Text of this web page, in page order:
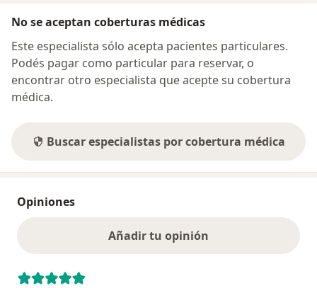
No se aceptan coberturas médicas
Este especialista sólo acepta pacientes particulares.
Podés pagar como particular para reservar, o
encontrar otro especialista que acepte su cobertura
médica.
Buscar especialistas por cobertura médica
Opiniones
Añadir tu opinión